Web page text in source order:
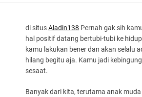
di situsAladin138 Pernah gak sih
hal positif datang bertubi-tubi ke
kamu lakukan bener dan akan selalu
hilang begitu aja. Kamu jadi
sesaat.
Banyak dari kita, terutama anak